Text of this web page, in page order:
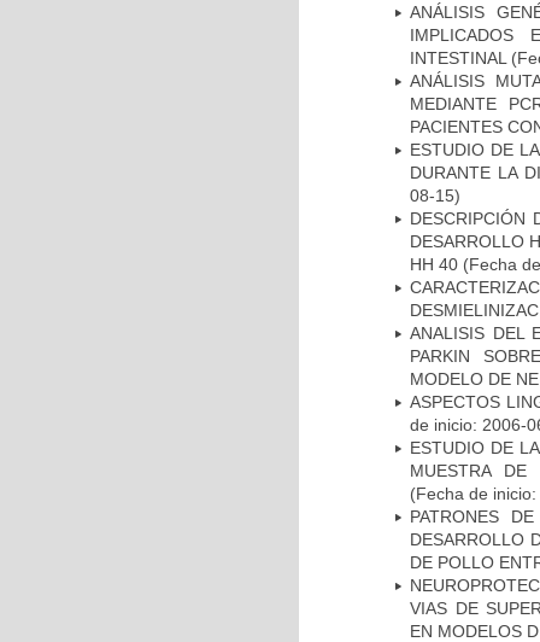
ANÁLISIS
IMPLICADOS
INTESTINAL
ANÁLISIS
MEDIANTE
PACIENTES
ESTUDIO DE
DURANTE LA
08-15)
DESCRIPCIÓN
DESARROLLO
HH 40 (Fecha
ANALISIS DEL
PARKIN
MODELO DE
ASPECTOS
de inicio: 2006-
ESTUDIO DE
MUESTRA DE
(Fecha de
PATRONES
DESARROLLO
DE POLLO
VIAS DE
EN MODELOS